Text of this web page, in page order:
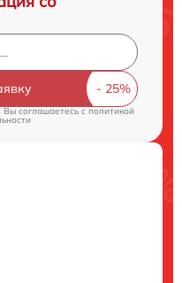
Вы соглашаетесь cполитикой